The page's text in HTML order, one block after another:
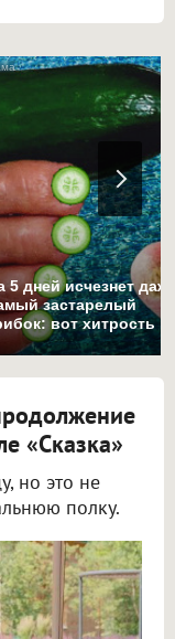
5 дней исчезнет
застарелый
вот хитрость
«Сказка»
но это не
полку.